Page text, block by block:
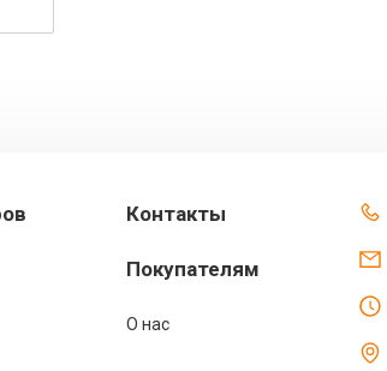
Контакты
Покупателям
О нас